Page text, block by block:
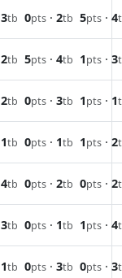
3tb 0pts · 2tb 5pts · 4
2tb 5pts · 4tb 1pts · 3
2tb 0pts · 3tb 1pts · 1
1tb 0pts · 1tb 1pts · 2
4tb 0pts · 2tb 0pts · 2
3tb 0pts · 1tb 1pts · 4
1tb 0pts · 3tb 0pts · 3